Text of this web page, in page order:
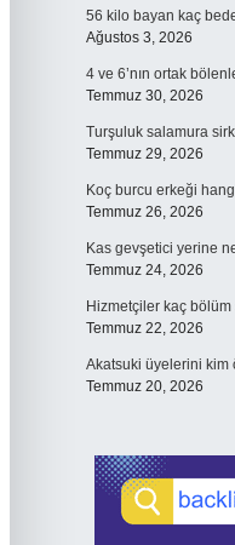
56 kilo bayan kaç
Ağustos 3, 2026
4 ve 6’nın ortak
Temmuz 30, 2026
Turşuluk salamura
Temmuz 29, 2026
Koç burcu erkeği
Temmuz 26, 2026
Kas gevşetici yerine
Temmuz 24, 2026
Hizmetçiler kaç bölüm
Temmuz 22, 2026
Akatsuki üyelerini kim
Temmuz 20, 2026